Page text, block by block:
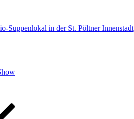
Suppenlokal in der St. Pöltner Innenstadt